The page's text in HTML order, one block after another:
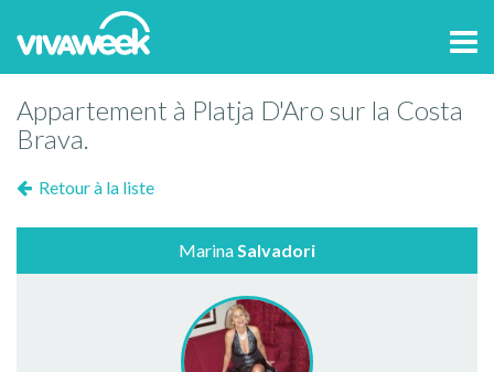
Appartement à Platja D'Aro sur la Costa
Brava.
Retour à la liste
MarinaSalvadori